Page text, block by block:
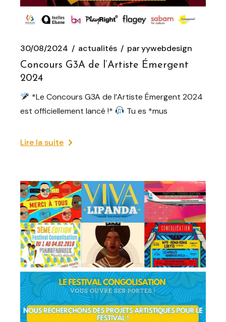
30/08/2024 actualités paryywebdesign
Concours G3A de l’Artiste Émergent
2024
*Le Concours G3A de l’Artiste Émergent 2024
est officiellement lancé !*
Tu es *mus
Lire la suite